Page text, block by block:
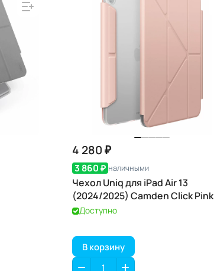
4 280 ₽
3 860 ₽ наличными
Чехол Uniq для iPad Air 13
(2024/2025) Camden Click Pink
Доступно
В корзину